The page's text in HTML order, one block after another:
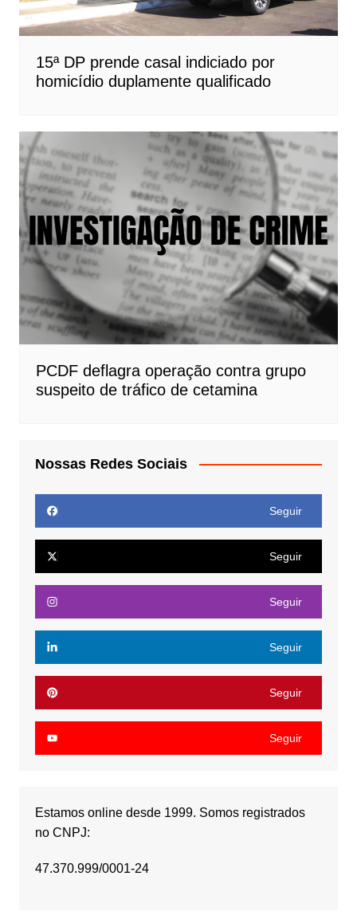
15ª DP prende casal indiciado por
homicídio duplamente qualificado
PCDF deflagra operação contra grupo
suspeito de tráfico de cetamina
Nossas Redes Sociais
Seguir
Seguir
Seguir
Seguir
Seguir
Seguir
Estamos online desde 1999. Somos registrados
no CNPJ:
47.370.999/0001-24